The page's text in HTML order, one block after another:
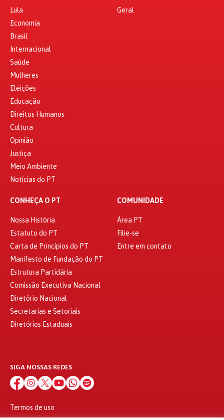
Lula
Economia
Brasil
Internacional
Saúde
Mulheres
Eleições
Educação
Direitos Humanos
Cultura
Opinião
Justiça
Meio Ambiente
Notícias do PT
Geral
CONHEÇA O PT
Nossa História
Estatuto do PT
Carta de Princípios do PT
Manifesto de Fundação do PT
Estrutura Partidária
Comissão Executiva Nacional
Diretório Nacional
Secretarias e Setoriais
Diretórios Estaduais
COMUNIDADE
Área PT
Filie-se
Entre em contato
SIGA NOSSAS REDES
Termos de uso